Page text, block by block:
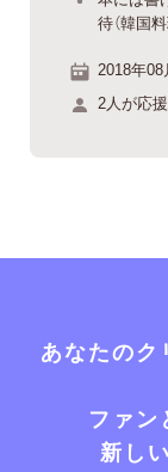
待（韓国
2018年08
2人が応
あなたのク
ファン
新し